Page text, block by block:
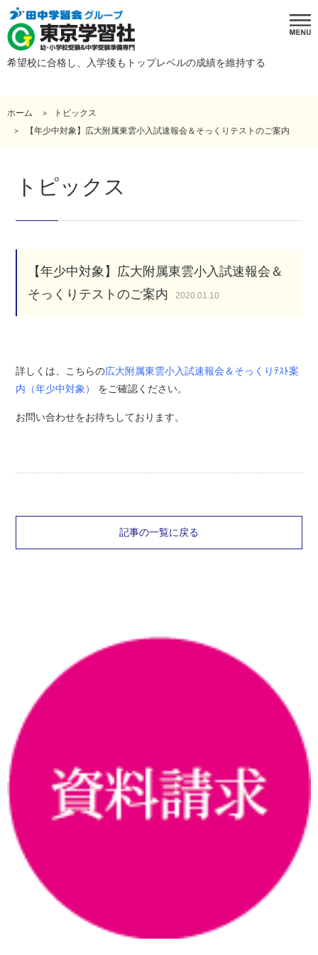
希望校に合格し、入学後もトップレベルの成績を維持する
ホーム
トピックス
【年少中対象】広大附属東雲小入試速報会＆そっくりテストのご案内
トピックス
【年少中対象】広大附属東雲小入試速報会＆
そっくりテストのご案内
2020.01.10
詳しくは、こちらの広大附属東雲小入試速報会＆そっくりﾃｽﾄ案
内（年少中対象）
をご確認ください。
お問い合わせをお待ちしております。
記事の一覧に戻る